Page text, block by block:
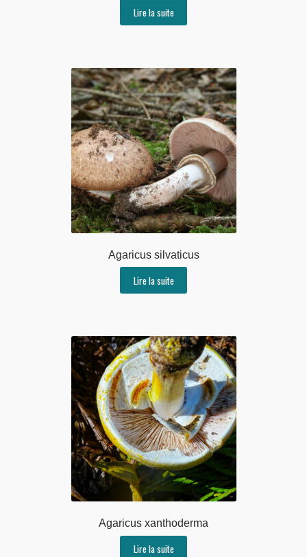
Lire la suite
Agaricus silvaticus
Lire la suite
Agaricus xanthoderma
Lire la suite